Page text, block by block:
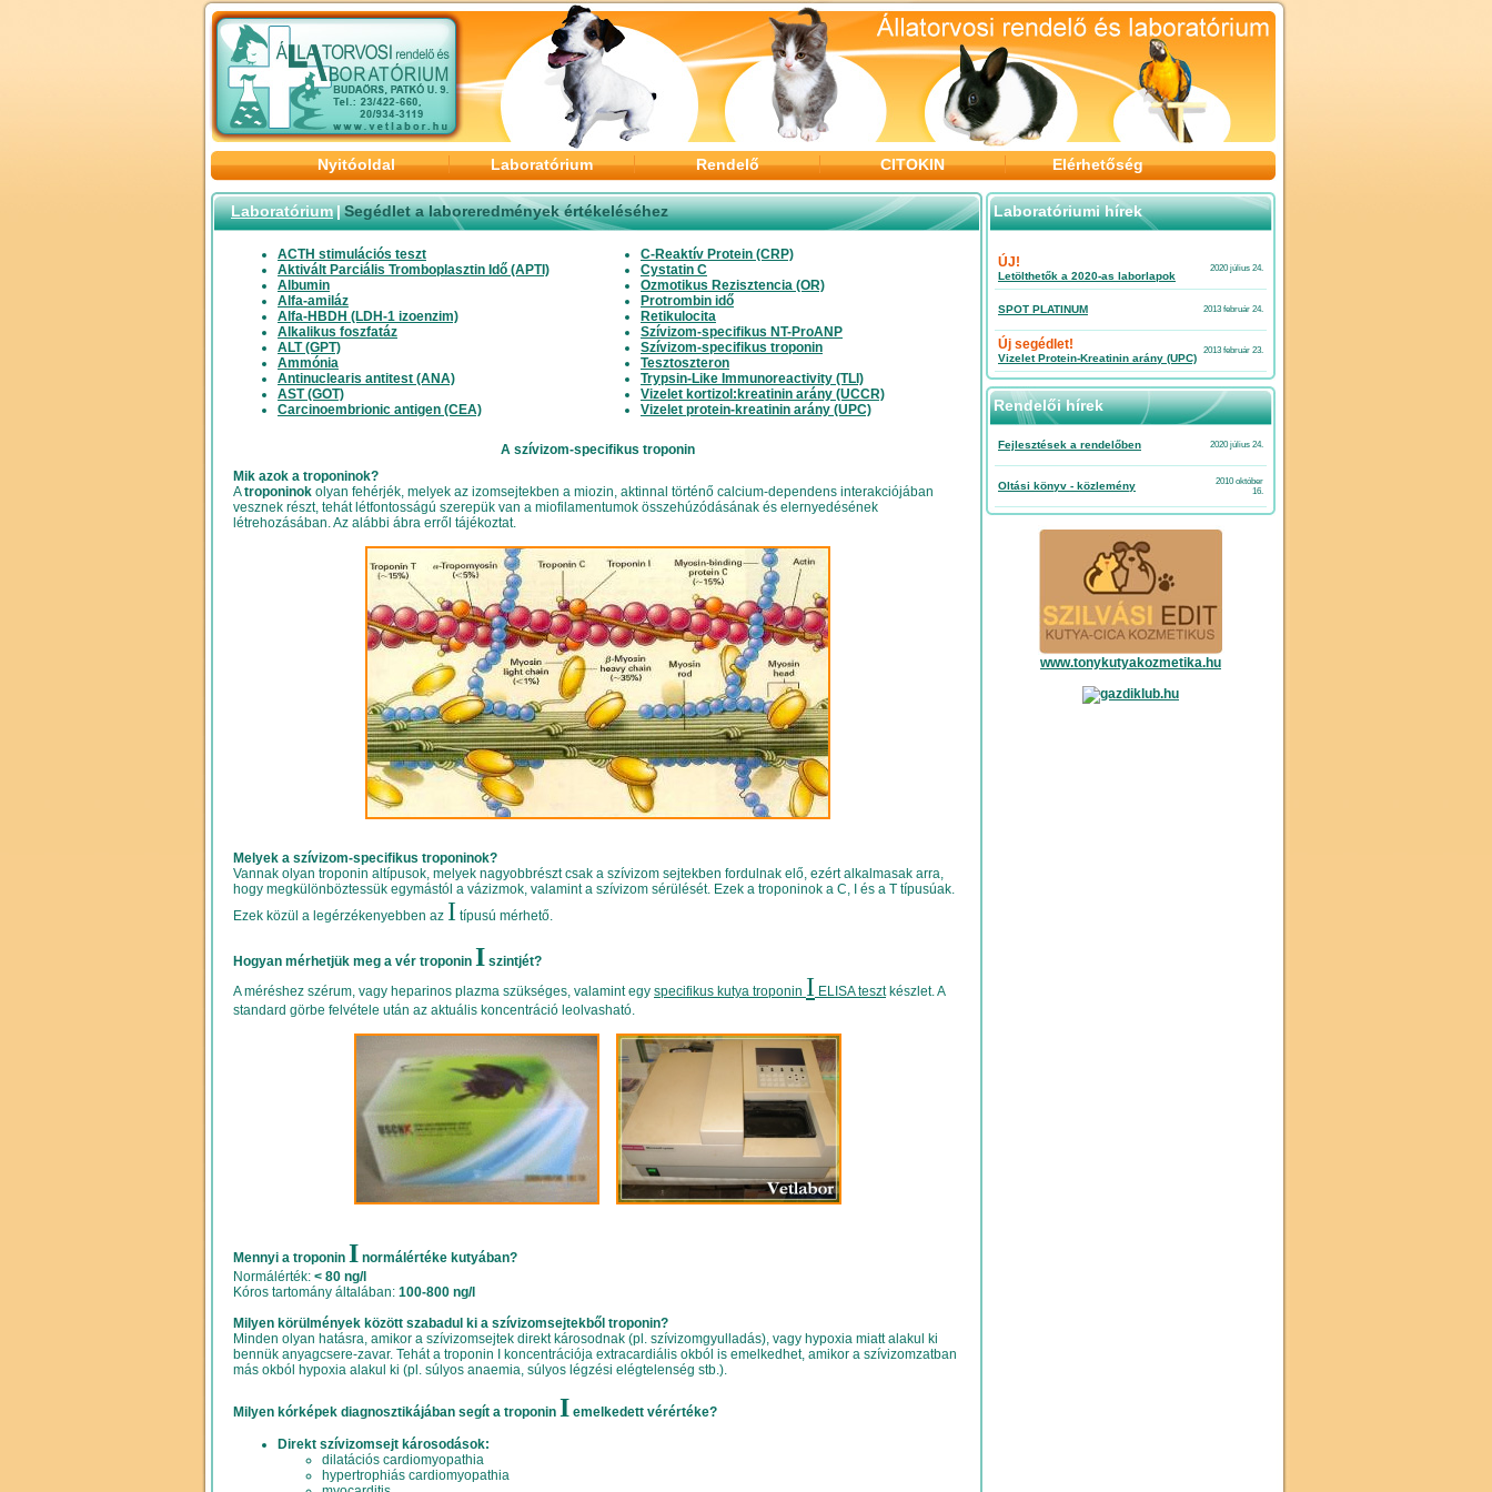
Nyitóoldal Laboratórium Rendelő CITOKIN Elérhetőség
Laboratórium|Segédlet a laboreredmények értékeléséhez
ACTH stimulációs teszt
Aktivált Parciális Tromboplasztin Idő (APTI)
Albumin
Alfa-amiláz
Alfa-HBDH (LDH-1 izoenzim)
Alkalikus foszfatáz
ALT (GPT)
Ammónia
Antinuclearis antitest (ANA)
AST (GOT)
Carcinoembrionic antigen (CEA)
C-Reaktív Protein (CRP)
Cystatin C
Ozmotikus Rezisztencia (OR)
Protrombin idő
Retikulocita
Szívizom-specifikus NT-ProANP
Szívizom-specifikus troponin
Tesztoszteron
Trypsin-Like Immunoreactivity (TLI)
Vizelet kortizol:kreatinin arány (UCCR)
Vizelet protein-kreatinin arány (UPC)
A szívizom-specifikus troponin
Mik azok a troponinok?
Atroponinok olyan fehérjék, melyek az izomsejtekben a miozin, aktinnal történő calcium-dependens interakciójában
vesznek részt, tehát létfontosságú szerepük van a miofilamentumok összehúzódásának és elernyedésének
létrehozásában. Az alábbi ábra erről tájékoztat.
Melyek a szívizom-specifikus troponinok?
Vannak olyan troponin altípusok, melyek nagyobbrészt csak a szívizom sejtekben fordulnak elő, ezért alkalmasak arra,
hogy megkülönböztessük egymástól a vázizmok, valamint a szívizom sérülését. Ezek a troponinok a C, I és a T típusúak.
Ezek közül a legérzékenyebben az I típusú mérhető.
Hogyan mérhetjük meg a vér troponin I szintjét?
A méréshez szérum, vagy heparinos plazma szükséges, valamint egy specifikus kutya troponin I ELISA tesztkészlet. A
standard görbe felvétele után az aktuális koncentráció leolvasható.
Mennyi a troponin I normálértéke kutyában?
Normálérték: < 80 ng/l
Kóros tartomány általában: 100-800 ng/l
Milyen körülmények között szabadul ki a szívizomsejtekből troponin?
Minden olyan hatásra, amikor a szívizomsejtek direkt károsodnak (pl. szívizomgyulladás), vagy hypoxia miatt alakul ki
bennük anyagcsere-zavar. Tehát a troponin I koncentrációja extracardiális okból is emelkedhet, amikor a szívizomzatban
más okból hypoxia alakul ki (pl. súlyos anaemia, súlyos légzési elégtelenség stb.).
Milyen kórképek diagnosztikájában segít a troponin I emelkedett vérértéke?
Direkt szívizomsejt károsodások:
dilatációs cardiomyopathia
hypertrophiás cardiomyopathia
Laboratóriumi hírek
ÚJ!
Letölthetők a 2020-as laborlapok
2020 július 24.
SPOT PLATINUM 2013 február 24.
Új segédlet!
Vizelet Protein-Kreatinin arány (UPC)
2013 február 23.
Rendelői hírek
Fejlesztések a rendelőben 2020 július 24.
Oltási könyv - közlemény
2010 október
16.
www.tonykutyakozmetika.hu